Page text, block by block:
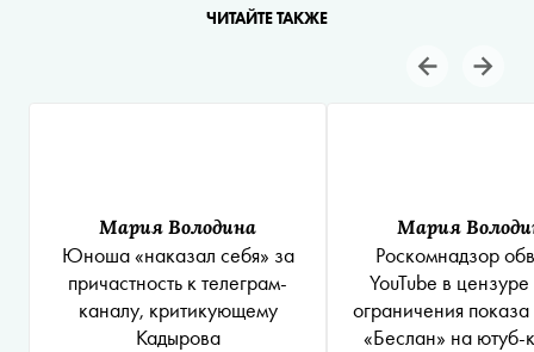
ЧИТАЙТЕ ТАКЖЕ
Мария Володина
Юноша «наказал себя» за
причастность к телеграм-
каналу, критикующему
Кадырова
Мария
Роскомнадзор
YouTube в
ограничения
«Беслан» на ютуб-